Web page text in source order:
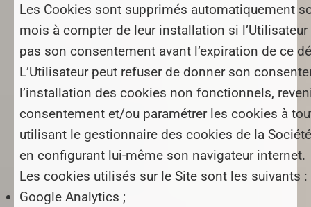
Les Cookies sont supprimés automatiquement
mois à compter de leur installation si
pas son consentement avant l’expiration de ce
L’Utilisateur peut refuser de donner son
l’installation des cookies non fonctionnels,
consentement et/ou paramétrer les cookies à
utilisant le gestionnaire des cookies de la
en configurant lui-même son navigateur internet.
Les cookies utilisés sur le Site sont les suivants :
Google Analytics ;